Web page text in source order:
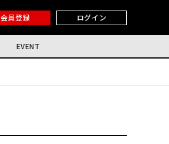
会員登録 ログイン
EVENT